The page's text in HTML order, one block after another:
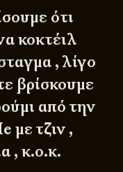
ότι
κοκτέιλ
, λίγο
βρίσκουμε
από την
με τζιν ,
, κ.ο.κ.